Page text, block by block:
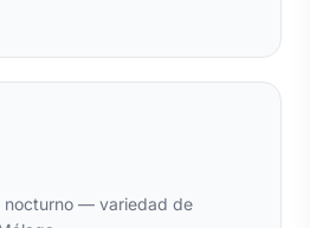
nocturno — variedad de